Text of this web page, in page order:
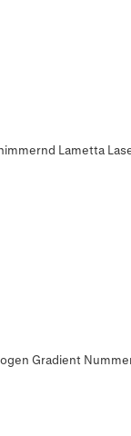
Lametta
Gradient